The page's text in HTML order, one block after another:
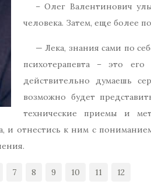
– Олег Валентинович
человека. Затем, еще более
— Лека, знания сами по
психотерапевта – это
действительно думаешь
возможно будет
технические приемы и
и отнестись к ним с
7 8 9 10 11 12